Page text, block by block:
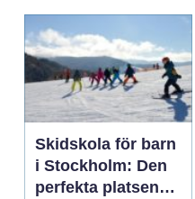
Skidskola för barn
i Stockholm: Den
perfekta platsen